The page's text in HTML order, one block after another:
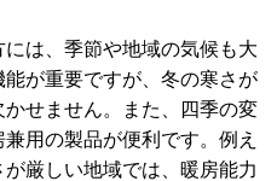
は、季節や地域の気候も大
が重要ですが、冬の寒さが
せません。また、四季の変
用の製品が便利です。例え
厳しい地域では、暖房能力